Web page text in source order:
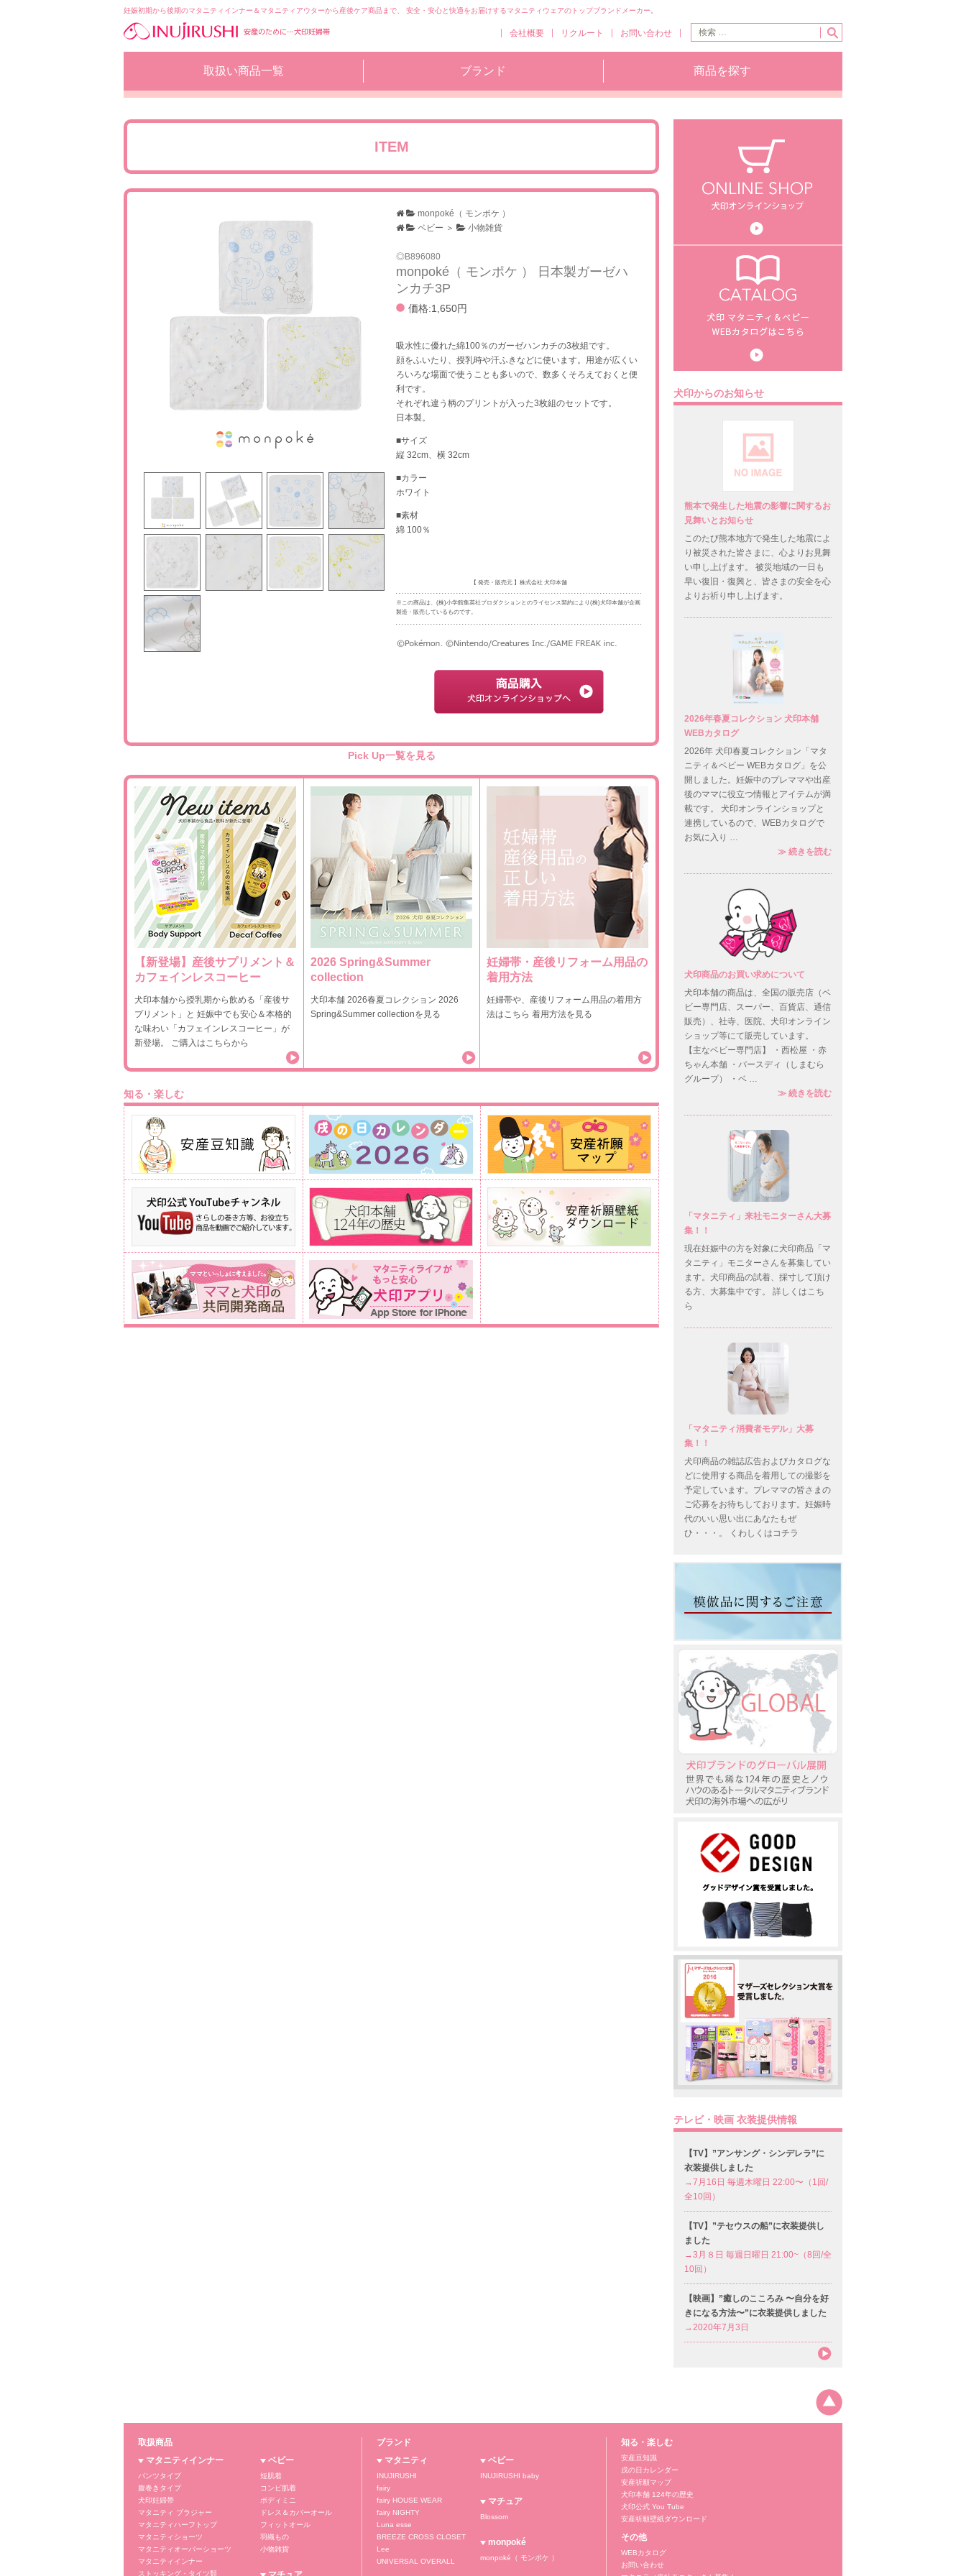
妊娠初期から後期のマタニティインナー＆マタニティアウターから産後ケア商品まで、 安全・安心と快適をお届けするマタニティウェアのトップブランドメーカー。
コ
ン
へ
会社概要 リクルート お問い合わせ
取扱い商品一覧 ブランド 商品を探す
ITEM
monpoké（ モンポケ ）
ベビー ＞ 小物雑貨
B896080
monpoké（ モンポケ ） 日本製ガーゼハ
ンカチ3P
価格:1,650円
吸水性に優れた綿100％のガーゼハンカチの3枚組です。
顔をふいたり、授乳時や汗ふきなどに使います。用途が広くい
ろいろな場面で使うことも多いので、数多くそろえておくと便
利です。
それぞれ違う柄のプリントが入った3枚組のセットです。
日本製。
■サイズ
縦 32cm、横 32cm
■カラー
ホワイト
■素材
綿 100％
【 発売・販売元 】株式会社 犬印本舗
※この商品は、(株)小学館集英社プロダクションとのライセンス契約により(株)犬印本舗が企画
製造・販売しているものです。
Pick Up一覧を見る
【新登場】産後サプリメント＆
カフェインレスコーヒー
犬印本舗から授乳期から飲める「産後サ
プリメント」と 妊娠中でも安心＆本格的
な味わい「カフェインレスコーヒー」が
新登場。 ご購入はこちらから
2026 Spring&Summer
collection
犬印本舗 2026春夏コレクション 2026
Spring&Summer collectionを見る
妊婦帯・産後リフォーム用品の
着用方法
妊婦帯や、産後リフォーム用品の着用方
法はこちら 着用方法を見る
知る・楽しむ
犬印からのお知らせ
熊本で発生した地震の影響に関するお
見舞いとお知らせ
このたび熊本地方で発生した地震によ
り被災された皆さまに、心よりお見舞
い申し上げます。 被災地域の一日も
早い復旧・復興と、皆さまの安全を心
よりお祈り申し上げます。
2026年春夏コレクション 犬印本舗
WEBカタログ
2026年 犬印春夏コレクション「マタ
ニティ＆ベビー WEBカタログ」を公
開しました。妊娠中のプレママや出産
後のママに役立つ情報とアイテムが満
載です。 犬印オンラインショップと
連携しているので、WEBカタログで
お気に入り …
≫ 続きを読む2026年春夏コレクション 犬印本
犬印商品のお買い求めについて
犬印本舗の商品は、全国の販売店（ベ
ビー専門店、スーパー、百貨店、通信
販売）、社寺、医院、犬印オンライン
ショップ等にて販売しています。
【主なベビー専門店】 ・西松屋 ・赤
ちゃん本舗 ・バースディ（しまむら
グループ） ・ベ …
≫ 続きを読む犬印商品のお買い求めについて
「マタニティ」来社モニターさん大募
集！！
現在妊娠中の方を対象に犬印商品「マ
タニティ」モニターさんを募集してい
ます。犬印商品の試着、採寸して頂け
る方、大募集中です。 詳しくはこち
ら
「マタニティ消費者モデル」大募
集！！
犬印商品の雑誌広告およびカタログな
どに使用する商品を着用しての撮影を
予定しています。プレママの皆さまの
ご応募をお待ちしております。妊娠時
代のいい思い出にあなたもぜ
ひ・・・。 くわしくはコチラ
テレビ・映画 衣装提供情報
【TV】”アンサング・シンデレラ”に
衣装提供しました
→7月16日 毎週木曜日 22:00〜（1回/
全10回）
【TV】”テセウスの船”に衣装提供し
ました
→3月８日 毎週日曜日 21:00~（8回/全
10回）
【映画】”癒しのこころみ 〜自分を好
きになる方法〜”に衣装提供しました
→2020年7月3日
取扱商品
マタニティインナー
パンツタイプ
腹巻きタイプ
犬印妊婦帯
マタニティ ブラジャー
マタニティハーフトップ
マタニティショーツ
マタニティオーバーショーツ
マタニティインナー
ストッキング・タイツ類
ベビー
短肌着
コンビ肌着
ボディミニ
ドレス＆カバーオール
フィットオール
羽織もの
小物雑貨
ブランド
マタニティ
INUJIRUSHI
fairy
fairy HOUSE WEAR
fairy NIGHTY
Luna esse
BREEZE CROSS CLOSET
Lee
UNIVERSAL OVERALL
ベビー
INUJIRUSHI baby
マチュア
Blossom
monpoké
monpoké（ モンポケ ）
知る・楽しむ
安産豆知識
戌の日カレンダー
安産祈願マップ
犬印本舗 124年の歴史
犬印公式 You Tube
安産祈願壁紙ダウンロード
その他
WEBカタログ
お問い合わせ